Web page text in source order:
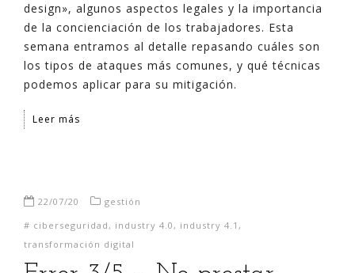
design», algunos aspectos legales y la importancia
de la concienciación de los trabajadores. Esta
semana entramos al detalle repasando cuáles son
los tipos de ataques más comunes, y qué técnicas
podemos aplicar para su mitigación.
Leer más
22/07/20
gestión
# ciberseguridad , industry 4.0 , industry 4.1 ,
transformación digital